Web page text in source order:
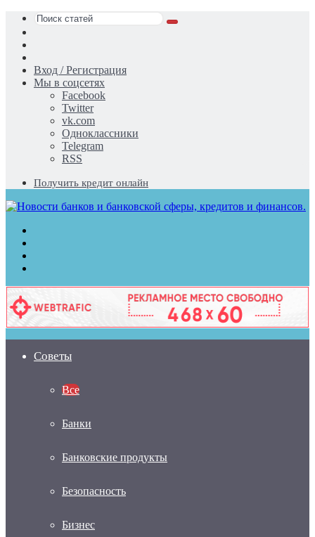
Поиск
статья
Вход / Регистрация
Мы в соцсетях
Facebook
Twitter
vk.com
Одноклассники
Telegram
RSS
Получить кредит онлайн
Советы
Все
Банки
Банковские продукты
Безопасность
Бизнес